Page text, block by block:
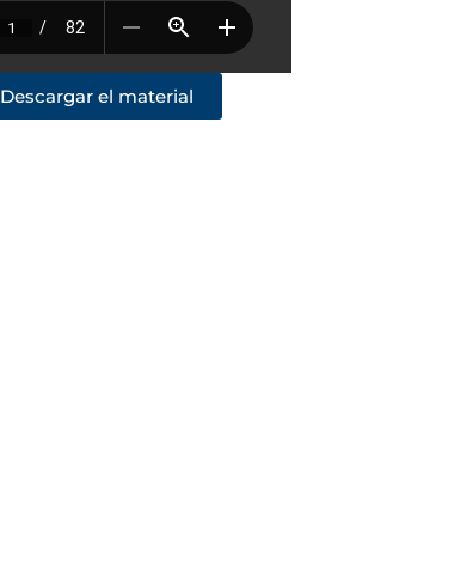
Descargar el material